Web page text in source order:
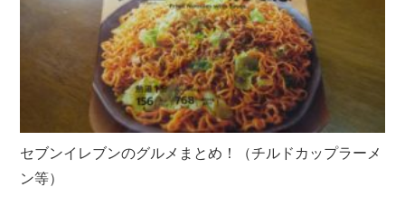
セブンイレブンのグルメまとめ！（チルドカップラーメ
ン等）